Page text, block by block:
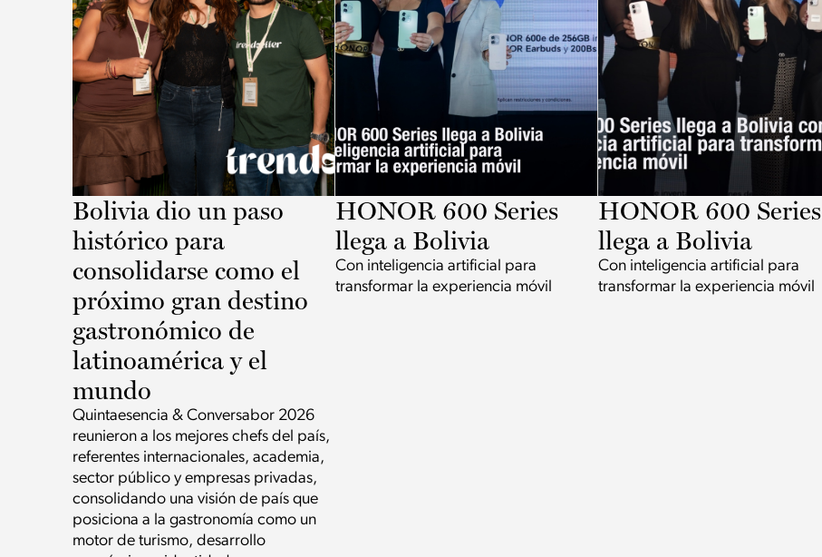
Bolivia dio un paso
histórico para
consolidarse como el
próximo gran destino
gastronómico de
latinoamérica y el
mundo
Quintaesencia & Conversabor 2026
reunieron a los mejores chefs del país,
referentes internacionales, academia,
sector público y empresas privadas,
consolidando una visión de país que
posiciona a la gastronomía como un
motor de turismo, desarrollo
HONOR 600 Series
llega a Bolivia
Con inteligencia artificial para
transformar la experiencia móvil
HONOR 600 Series
llega a Bolivia
Con inteligencia artificial para
transformar la experiencia móvil